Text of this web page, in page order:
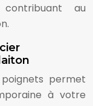
au
permet
à votre